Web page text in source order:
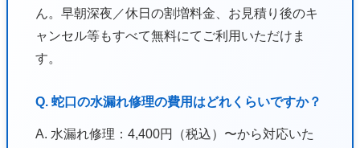
ん。早朝深夜／休日の割増料金、お見積り後のキ
ャンセル等もすべて無料にてご利用いただけま
す。
Q. 蛇口の水漏れ修理の費用はどれくらいですか？
A. 水漏れ修理：4,400円（税込）〜から対応いた